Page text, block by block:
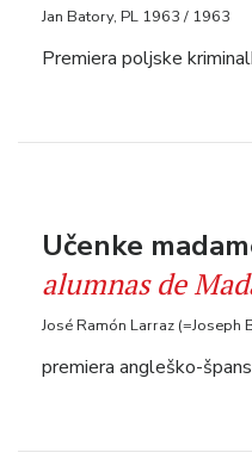
Jan Batory, PL 1963 / 1963
Premiera poljske
Učenke
alumnas de
José Ramón Larraz
premiera angleško-